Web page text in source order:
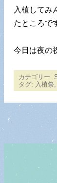
入植してみ
たところで
今日は夜の
カテゴリー:
タグ: 入植祭,